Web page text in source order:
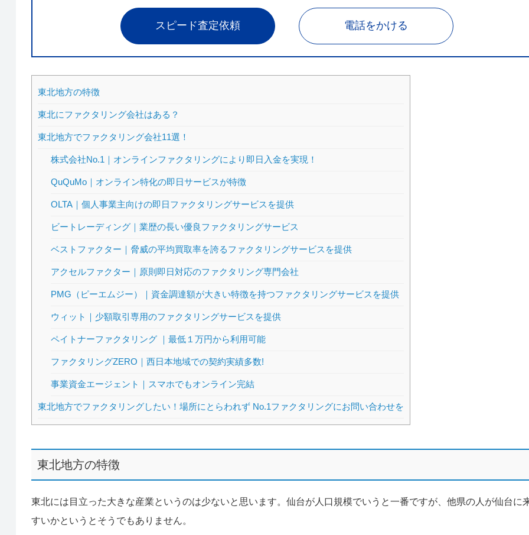
スピード査定依頼 電話をかける
東北地方の特徴
東北にファクタリング会社はある？
東北地方でファクタリング会社11選！
株式会社No.1｜オンラインファクタリングにより即日入金を実現！
QuQuMo｜オンライン特化の即日サービスが特徴
OLTA｜個人事業主向けの即日ファクタリングサービスを提供
ビートレーディング｜業歴の長い優良ファクタリングサービス
ベストファクター｜脅威の平均買取率を誇るファクタリングサービスを提供
アクセルファクター｜原則即日対応のファクタリング専門会社
PMG（ピーエムジー）｜資金調達額が大きい特徴を持つファクタリングサービスを提供
ウィット｜少額取引専用のファクタリングサービスを提供
ペイトナーファクタリング ｜最低１万円から利用可能
ファクタリングZERO｜西日本地域での契約実績多数!
事業資金エージェント｜スマホでもオンライン完結
東北地方でファクタリングしたい！場所にとらわれず No.1ファクタリングにお問い合わせを
東北地方の特徴
東北には目立った大きな産業というのは少ないと思います。仙台が人口規模でいうと一番ですが、他県の人が仙台に
すいかというとそうでもありません。